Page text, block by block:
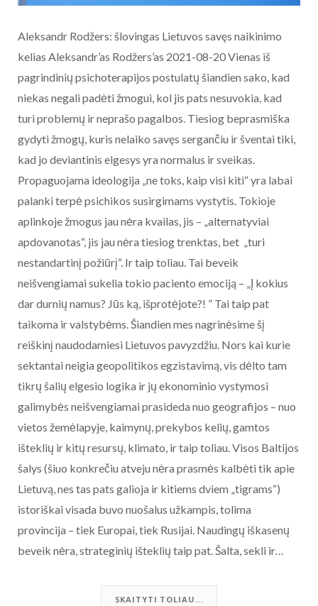
Aleksandr Rodžers: šlovingas Lietuvos savęs naikinimo
kelias Aleksandr’as Rodžers’as 2021-08-20 Vienas iš
pagrindinių psichoterapijos postulatų šiandien sako, kad
niekas negali padėti žmogui, kol jis pats nesuvokia, kad
turi problemų ir neprašo pagalbos. Tiesiog beprasmiška
gydyti žmogų, kuris nelaiko savęs sergančiu ir šventai tiki,
kad jo deviantinis elgesys yra normalus ir sveikas.
Propaguojama ideologija „ne toks, kaip visi kiti“ yra labai
palanki terpė psichikos susirgimams vystytis. Tokioje
aplinkoje žmogus jau nėra kvailas, jis – „alternatyviai
apdovanotas“, jis jau nėra tiesiog trenktas, bet „turi
nestandartinį požiūrį“. Ir taip toliau. Tai beveik
neišvengiamai sukelia tokio paciento emociją – „Į kokius
dar durnių namus? Jūs ką, išprotėjote?! ” Tai taip pat
taikoma ir valstybėms. Šiandien mes nagrinėsime šį
reiškinį naudodamiesi Lietuvos pavyzdžiu. Nors kai kurie
sektantai neigia geopolitikos egzistavimą, vis dėlto tam
tikrų šalių elgesio logika ir jų ekonominio vystymosi
galimybės neišvengiamai prasideda nuo geografijos – nuo
vietos žemėlapyje, kaimynų, prekybos kelių, gamtos
išteklių ir kitų resursų, klimato, ir taip toliau. Visos Baltijos
šalys (šiuo konkrečiu atveju nėra prasmės kalbėti tik apie
Lietuvą, nes tas pats galioja ir kitiems dviem „tigrams“)
istoriškai visada buvo nuošalus užkampis, tolima
provincija – tiek Europai, tiek Rusijai. Naudingų iškasenų
beveik nėra, strateginių išteklių taip pat. Šalta, sekli ir…
SKAITYTI TOLIAU...